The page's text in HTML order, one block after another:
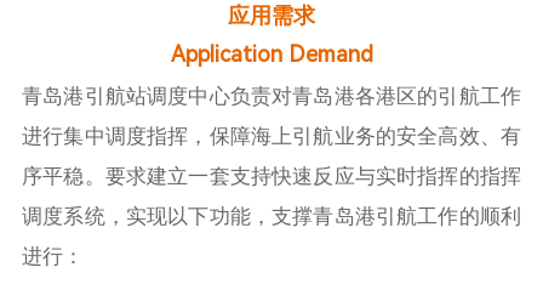
应用需求
Application Demand
青岛港引航站调度中心负责对青岛港各港区的引航工作
进行集中调度指挥，保障海上引航业务的安全高效、有
序平稳。要求建立一套支持快速反应与实时指挥的指挥
调度系统，实现以下功能，支撑青岛港引航工作的顺利
进行：